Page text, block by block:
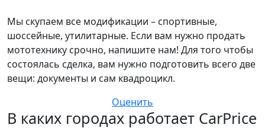
Мы скупаем все модификации – спортивные,
шоссейные, утилитарные. Если вам нужно продать
мототехнику срочно, напишите нам! Для того чтобы
состоялась сделка, вам нужно подготовить всего две
вещи: документы и сам квадроцикл.
Оценить
В каких городах работает CarPrice